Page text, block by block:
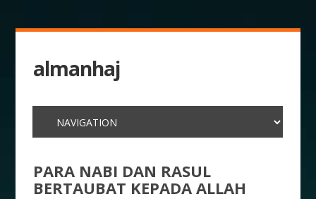
almanhaj
PARA NABI DAN RASUL
BERTAUBAT KEPADA ALLAH